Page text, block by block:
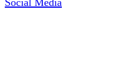
Social Media